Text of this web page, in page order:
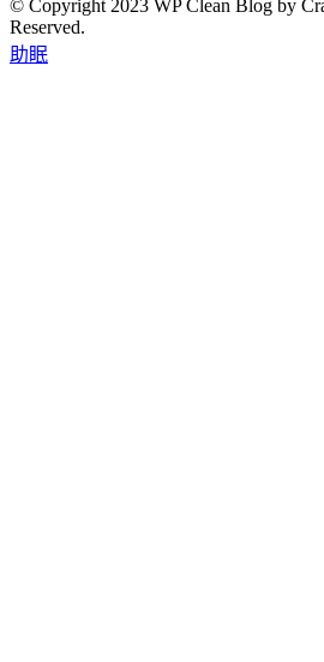
© Copyright 2023 WP Clean Blog by
Reserved.
助眠